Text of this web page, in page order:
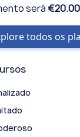
será €20.00
todos os